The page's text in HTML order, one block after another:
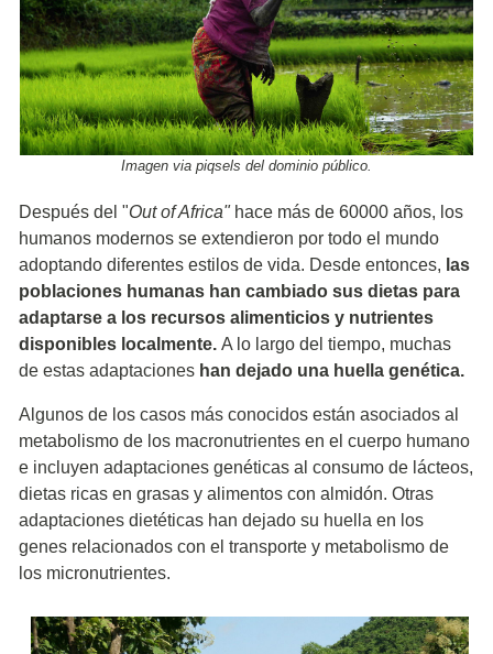
Imagen via piqsels del dominio público.
Después del "Out of Africa" hace más de 60000 años, los
humanos modernos se extendieron por todo el mundo
adoptando diferentes estilos de vida. Desde entonces, las
poblaciones humanas han cambiado sus dietas para
adaptarse a los recursos alimenticios y nutrientes
disponibles localmente. A lo largo del tiempo, muchas
de estas adaptaciones han dejado una huella genética.
Algunos de los casos más conocidos están asociados al
metabolismo de los macronutrientes en el cuerpo humano
e incluyen adaptaciones genéticas al consumo de lácteos,
dietas ricas en grasas y alimentos con almidón. Otras
adaptaciones dietéticas han dejado su huella en los
genes relacionados con el transporte y metabolismo de
los micronutrientes.